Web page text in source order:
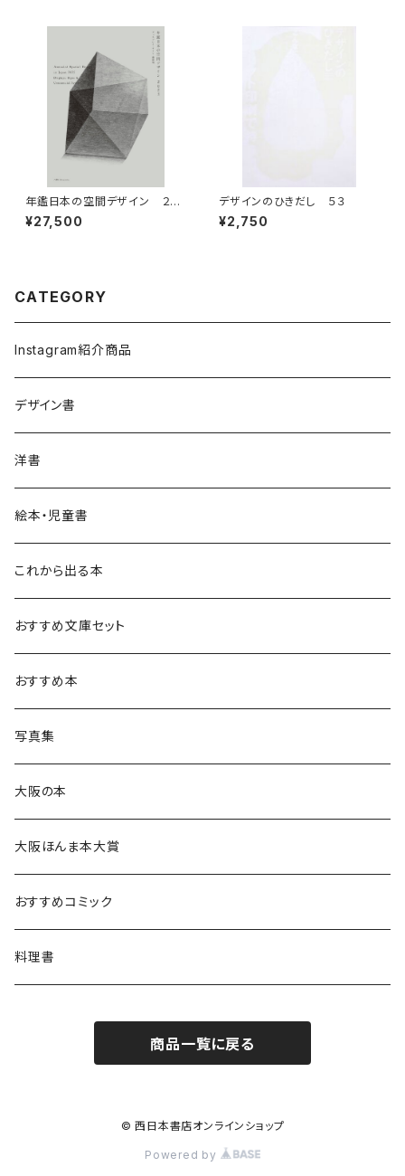
年鑑日本の空間デザイン ２０
２５
¥27,500
デザインのひきだし ５３
¥2,750
CATEGORY
Instagram紹介商品
デザイン書
洋書
絵本・児童書
これから出る本
おすすめ文庫セット
おすすめ本
写真集
大阪の本
大阪ほんま本大賞
おすすめコミック
料理書
商品一覧に戻る
© 西日本書店オンラインショップ
Powered by